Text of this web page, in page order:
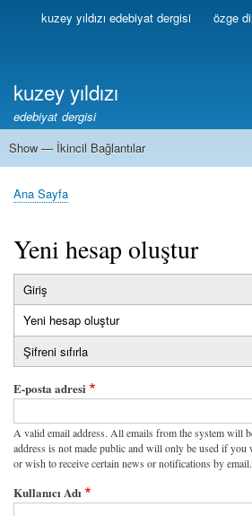
Ana
içeriğe
Birincilkuzey yıldızı edebiyat dergisi özge
kuzey yıldızı
edebiyat dergisi
İkincil
Show — İkincil Bağlantılar
1
2
3
4
5
6
7
8
9
10
11
12
13
Sayfa
Ana Sayfa
Yeni hesap oluştur
Birincil
sekmeler
Giriş
Yeni hesap oluştur(etkin
sekme)
Şifreni sıfırla
E-posta adresi
A valid email address. All emails from the system will
address is not made public and will only be used if you
or wish to receive certain news or notifications by email.
Kullanıcı Adı